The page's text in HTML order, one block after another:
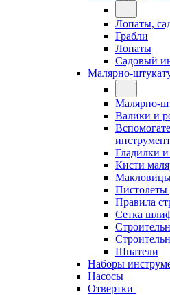
Лопаты,
Грабли
Лопаты
Садовый
Малярно-
Малярно-
Валики и
инструмент
Гладилки
Кисти
Пистолеты
Правила
Сетка
Шпатели
Наборы
Насосы
Отвертки